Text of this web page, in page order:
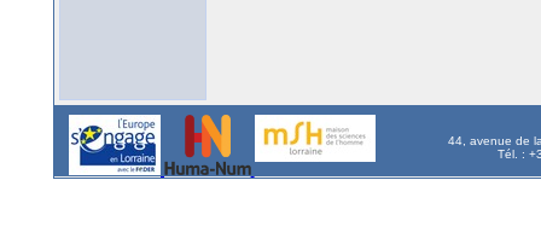
44, avenue de
Tél. :